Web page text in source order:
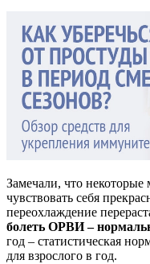
Замечали, что некоторые
чувствовать себя
переохлаждение
болеть ОРВИ –
год – статистическая
для взрослого в год.